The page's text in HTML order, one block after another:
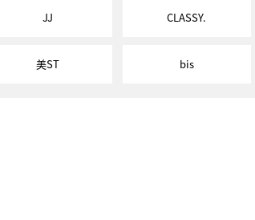
JJ CLASSY.
美ST bis